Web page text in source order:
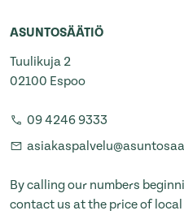
ASUNTOSÄÄTIÖ
Tuulikuja 2
02100 Espoo
09 4246 9333
By calling our numbers
contact us at the price of